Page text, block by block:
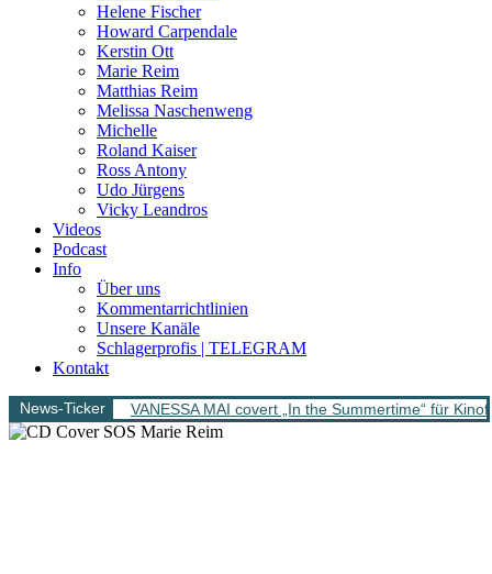
Helene Fischer
Howard Carpendale
Kerstin Ott
Marie Reim
Matthias Reim
Melissa Naschenweng
Michelle
Roland Kaiser
Ross Antony
Udo Jürgens
Vicky Leandros
Videos
Podcast
Info
Über uns
Kommentarrichtlinien
Unsere Kanäle
Schlagerprofis | TELEGRAM
Kontakt
News-Ticker VANESSA MAI covert „In the Summertime“ für